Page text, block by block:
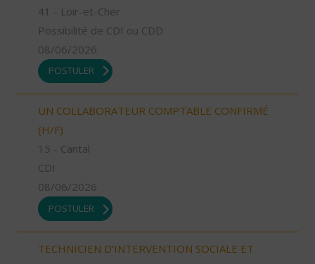
41 - Loir-et-Cher
Possibilité de CDI ou CDD
08/06/2026
POSTULER
UN COLLABORATEUR COMPTABLE CONFIRMÉ
(H/F)
15 - Cantal
CDI
08/06/2026
POSTULER
TECHNICIEN D’INTERVENTION SOCIALE ET